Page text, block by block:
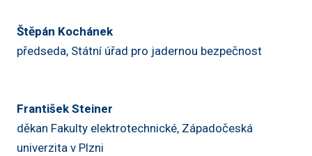
Štěpán Kochánek
předseda, Státní úřad pro jadernou bezpečnost
František Steiner
děkan Fakulty elektrotechnické, Západočeská
univerzita v Plzni